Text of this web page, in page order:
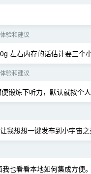
验和建议
左右内存的话估计要三个
验和建议
锻炼下听力，默认就按个
想想一键发布到小宇宙之
也看看本地如何集成方便。